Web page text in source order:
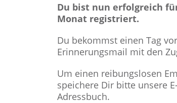
Du bist nun erfolgreich
Monat registriert.
Du bekommst einen Tag
Erinnerungsmail mit den
Um einen reibungslosen
speichere Dir bitte unsere
Adressbuch.